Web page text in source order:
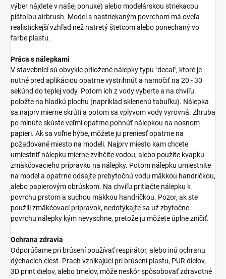
výber nájdete v našej ponuke) alebo modelárskou striekacou
pištoľou airbrush. Model s nastriekaným povrchom má oveľa
realistickejší vzhľad než natretý štetcom alebo ponechaný vo
farbe plastu.
Práca s nálepkami
V stavebnici sú obvykle priložené nálepky typu "decal", ktoré je
nutné pred aplikáciou opatrne vystrihnúť a namočiť na 20 - 30
sekúnd do teplej vody. Potom ich z vody vyberte a na chvíľu
položte na hladkú plochu (napríklad sklenenú tabuľku). Nálepka
sa najprv mierne skrúti a potom sa vplyvom vody vyrovná. Zhruba
po minúte skúste veľmi opatrne pohnúť nálepkou na nosnom
papieri. Ak sa voľne hýbe, môžete ju preniesť opatrne na
požadované miesto na modeli. Najprv miesto kam chcete
umiestniť nálepku mierne zvlhčite vodou, alebo použite kvapku
zmäkčovacieho prípravku na nálepky. Potom nálepku umiestnite
na model a opatrne odsajte prebytočnú vodu mäkkou handričkou,
alebo papierovým obrúskom. Na chvíľu pritlačte nálepku k
povrchu prstom a suchou mäkkou handričkou. Pozor, ak ste
použili zmäkčovací prípravok, nedotýkajte sa už zbytočne
povrchu nálepky kým nevyschne, pretože ju môžete úplne zničiť.
Ochrana zdravia
Odporúčame pri brúsení používať respirátor, alebo inú ochranu
dýchacích ciest. Prach vznikajúci pri brúsení plastu, PUR dielov,
3D print dielov, alebo tmelov, môže neskôr spôsobovať zdravotné